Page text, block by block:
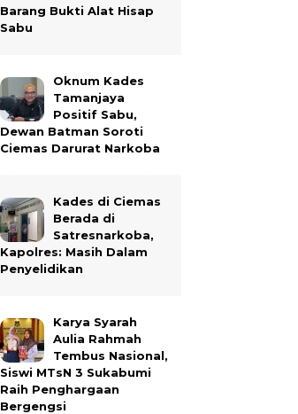
Barang Bukti Alat Hisap
Sabu
Oknum Kades
Tamanjaya
Positif Sabu,
Dewan Batman Soroti
Ciemas Darurat Narkoba
Kades di Ciemas
Berada di
Satresnarkoba,
Kapolres: Masih Dalam
Penyelidikan
Karya Syarah
Aulia Rahmah
Tembus Nasional,
Siswi MTsN 3 Sukabumi
Raih Penghargaan
Bergengsi